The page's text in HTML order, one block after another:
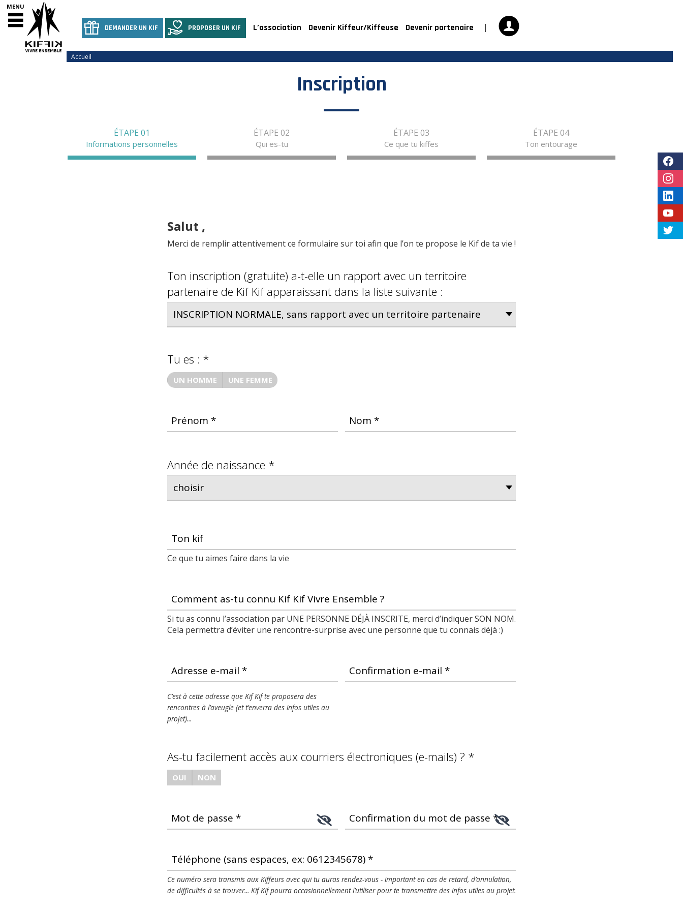
MENU
DEMANDER UN KIF PROPOSER UN KIF L’association Devenir Kiffeur/Kiffeuse Devenir partenaire |
Accueil
Inscription
ÉTAPE 01
Informations personnelles
ÉTAPE 02
Qui es-tu
ÉTAPE 03
Ce que tu kiffes
ÉTAPE 04
Ton entourage
Salut ,
Merci de remplir attentivement ce formulaire sur toi afin que l’on te propose le Kif de ta vie !
Ton inscription (gratuite) a-t-elle un rapport avec un territoire
partenaire de Kif Kif apparaissant dans la liste suivante :
Tu es : *
UN HOMME UNE FEMME
Prénom * Nom *
Année de naissance *
Ton kif
Ce que tu aimes faire dans la vie
Comment as-tu connu Kif Kif Vivre Ensemble ?
Si tu as connu l’association par UNE PERSONNE DÉJÀ INSCRITE, merci d’indiquer SON NOM.
Cela permettra d’éviter une rencontre-surprise avec une personne que tu connais déjà :)
Adresse e-mail *
C’est à cette adresse que Kif Kif te proposera des
rencontres à l’aveugle (et t’enverra des infos utiles au
projet)...
Confirmation e-mail *
As-tu facilement accès aux courriers électroniques (e-mails) ? *
OUI NON
Mot de passe * Confirmation du mot de passe *
Téléphone (sans espaces, ex: 0612345678) *
Ce numéro sera transmis aux Kiffeurs avec qui tu auras rendez-vous - important en cas de retard, d’annulation,
de difficultés à se trouver... Kif Kif pourra occasionnellement l’utiliser pour te transmettre des infos utiles au projet.